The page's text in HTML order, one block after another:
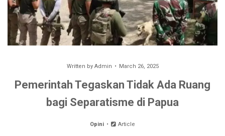
Written by Admin March 26, 2025
Pemerintah Tegaskan Tidak Ada Ruang
bagi Separatisme di Papua
Opini Article